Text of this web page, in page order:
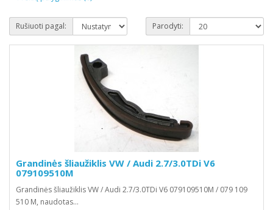
Rušiuoti pagal: Parodyti:
Grandinės šliaužiklis VW / Audi 2.7/3.0TDi V6
079109510M
Grandinės šliaužiklis VW / Audi 2.7/3.0TDi V6 079109510M / 079 109
510 M, naudotas...